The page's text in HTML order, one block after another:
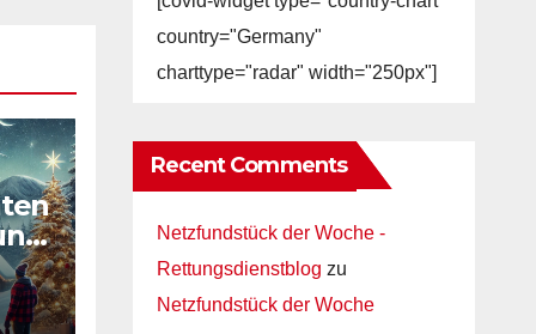
country="Germany"
charttype="radar" width="250px"]
Recent Comments
Netzfundstück der Woche -
Rettungsdienstblog zu
Netzfundstück der Woche